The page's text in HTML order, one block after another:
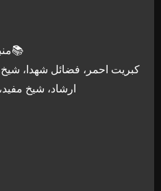
کبریت احمر، فضائل شهدا، شیخ
ارشاد، شیخ مفید، ج ۲،